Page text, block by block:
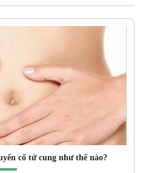
cổ tử cung như thế nào?